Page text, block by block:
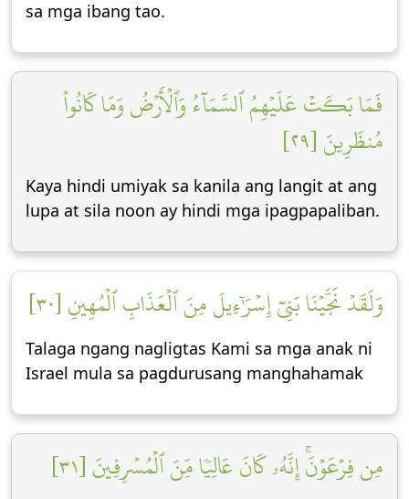
sa mga ibang tao.
فَمَا بَكَتۡ عَلَيۡهِمُ ٱلسَّمَآءُ وَٱلۡأَرۡضُ وَمَا كَانُواْ
مُنظَرِينَ [٢٩]
Kaya hindi umiyak sa kanila ang langit at ang
lupa at sila noon ay hindi mga ipagpapaliban.
وَلَقَدۡ نَجَّيۡنَا بَنِيٓ إِسۡرَٰٓءِيلَ مِنَ ٱلۡعَذَابِ ٱلۡمُهِينِ [٣٠]
Talaga ngang nagligtas Kami sa mga anak ni
Israel mula sa pagdurusang manghahamak
مِن فِرۡعَوۡنَۚ إِنَّهُۥ كَانَ عَالِيٗا مِّنَ ٱلۡمُسۡرِفِينَ [٣١]